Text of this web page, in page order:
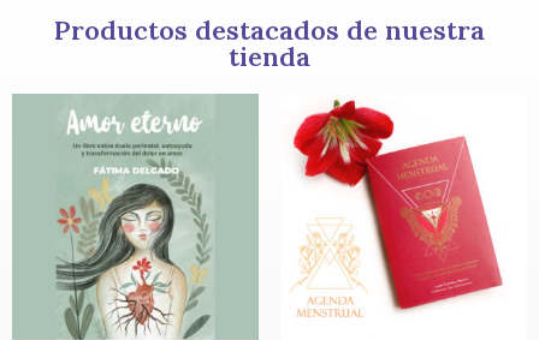
Productos destacados de nuestra
tienda